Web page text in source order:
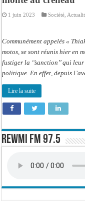
1 juin 2023 Société
Communément appelés «
motos, se sont réunis hier en
fustiger la ‘’sanction’’ qui
politique. En effet, depuis
Lire la suite
Rewmi FM 97.5